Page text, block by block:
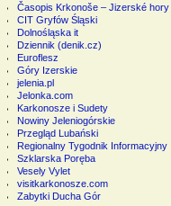
Časopis Krkonoše – Jizerské hory
CIT Gryfów Śląski
Dolnośląska it
Dziennik (denik.cz)
Euroflesz
Góry Izerskie
jelenia.pl
Jelonka.com
Karkonosze i Sudety
Nowiny Jeleniogórskie
Przegląd Lubański
Regionalny Tygodnik Informacyjny
Szklarska Poręba
Vesely Vylet
visitkarkonosze.com
Zabytki Ducha Gór